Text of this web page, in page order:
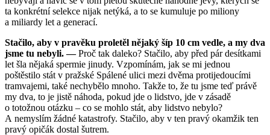
ta konkrétní selekce nijak netýká, a to se kumuluje po miliony
a miliardy let a generací.
Stačilo, aby v pravěku proletěl nějaký šíp 10 cm vedle, a my dva
jsme tu nebyli. —Proč tak daleko? Stačilo, aby před pár desítkami
let šla nějaká spermie jinudy. Vzpomínám, jak se mi jednou
poštěstilo stát v pražské Spálené ulici mezi dvěma protijedoucími
tramvajemi, také nechybělo mnoho. Takže to, že tu jsme teď právě
my dva, to je jistě náhoda, pokud jde o lidstvo, jde v zásadě
o totožnou otázku – co se mohlo stát, aby lidstvo nebylo?
A nemyslím žádné katastrofy. Stačilo, aby v ten pravý okamžik ten
pravý opičák dostal šutrem.